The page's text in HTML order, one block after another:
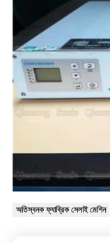
অতিস্বনক ফ্যাব্রিক সেলাই মেশিন